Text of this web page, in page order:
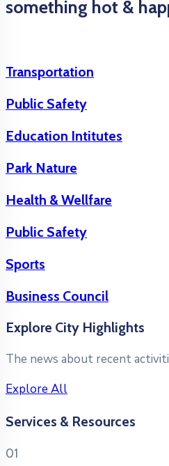
something hot &
Transportation
Public Safety
Education Intitutes
Park Nature
Health & Wellfare
Public Safety
Sports
Business Council
Explore City Highlights
The news about recent
Explore All
Services & Resources
01